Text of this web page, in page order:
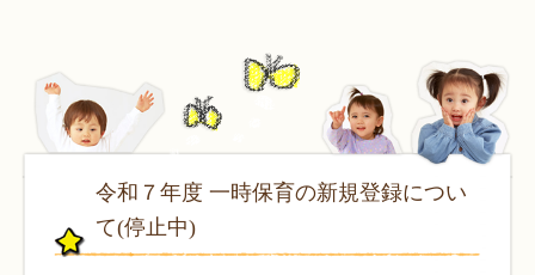
令和７年度 一時保育の新規登録につい
て(停止中)